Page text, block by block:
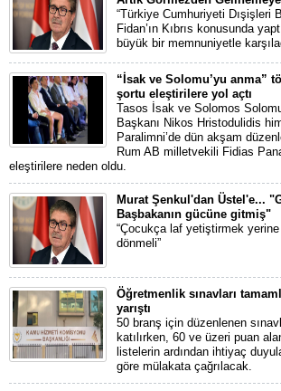
“Türkiye Cumhuriyeti Dışişleri
Fidan’ın Kıbrıs konusunda
büyük bir memnuniyetle
“İsak ve Solomu’yu anma”
şortu eleştirilere yol açtı
Tasos İsak ve Solomos
Başkanı Nikos Hristodulidis
Paralimni’de dün akşam
Rum AB milletvekili Fidias
eleştirilere neden oldu.
Murat Şenkul'dan Üstel'e...
Başbakanın gücüne gitmiş"
“Çocukça laf yetiştirmek
dönmeli”
Öğretmenlik sınavları
yarıştı
50 branş için düzenlenen
katılırken, 60 ve üzeri puan
listelerin ardından ihtiyaç
göre mülakata çağrılacak.